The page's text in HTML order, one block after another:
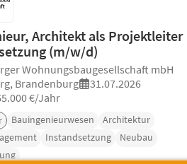
Architekt als Projektleiter
(m/w/d)
Wohnungsbaugesellschaft mbH
Brandenburg
31.07.2026
€/Jahr
Bauingenieurwesen
Architektur
Instandsetzung
Neubau